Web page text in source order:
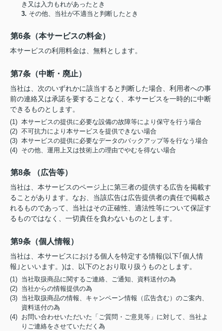
き又は入力もれがあったとき
3. その他、当社が不適当と判断したとき
第6条（本サービスの料金）
本サービスの利用料金は、無料とします。
第7条（中断・廃止）
当社は、次のいずれかに該当すると判断した場合、利用者への事
前の連絡又は承諾を要することなく、本サービスを一時的に中断
できるものとします。
(1) 本サービスの提供に必要な設備の故障等により保守を行う場合
(2) 不可抗力により本サービスを提供できない場合
(3) 本サービスの提供に必要なデータのバックアップ等を行なう場合
(4) その他、運用上又は技術上の理由でやむを得ない場合
第8条 （広告等）
当社は、本サービスのページ上に第三者の提供する広告を掲載す
ることがあります。なお、当該広告は広告提供者の責任で掲載さ
れるものであって、当社はその正確性、適法性等について保証す
るものではなく、一切責任を負わないものとします。
第9条（個人情報）
当社は、本サービスにおける個人を特定する情報(以下｢個人情
報｣といいます。)は、以下のとおり取り扱うものとします。
(1) 当社取扱商品に関するご連絡、ご通知、資料送付の為
(2) 当社からの情報提供の為
(3) 当社取扱商品の情報、キャンペーン情報（広告含む）のご案内、
資料送付の為
(4) お問い合わせいただいた「ご質問・ご意見等」に対して、当社よ
りご連絡をさせていただく為